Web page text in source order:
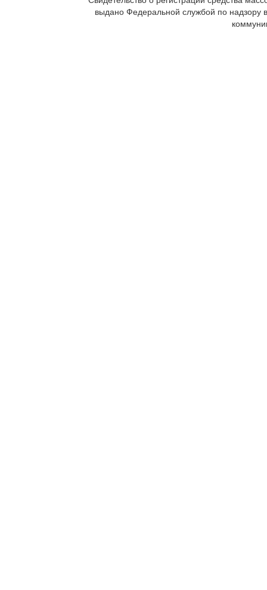
выдано Федеральной службой по